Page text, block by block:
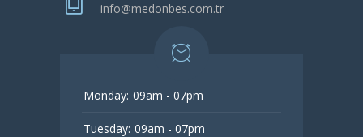
info@medonbes.com.tr
Monday: 09am - 07pm
Tuesday: 09am - 07pm